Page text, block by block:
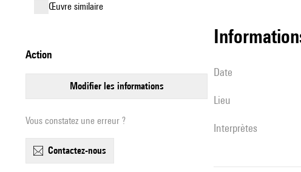
œuvre similaire
action
modifier les informations
Vous constatez une erreur ?
contactez-nous
date
lieu
interprètes